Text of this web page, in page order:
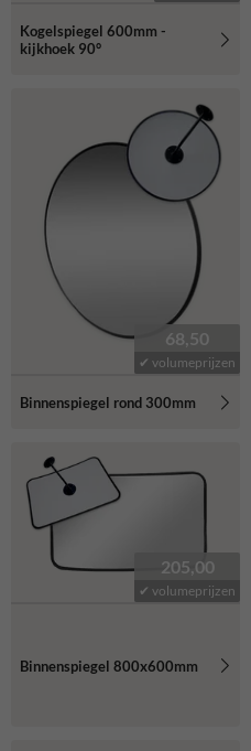
Kogelspiegel 600mm -
kijkhoek 90°
68,50
✔ volumeprijzen
Binnenspiegel rond 300mm
205,00
✔ volumeprijzen
Binnenspiegel 800x600mm